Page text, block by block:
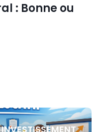
: Bonne ou